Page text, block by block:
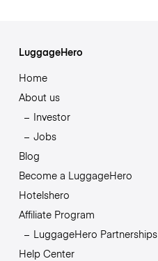
LuggageHero
Home
About us
Investor
Jobs
Blog
Become a LuggageHero
Hotelshero
Affiliate Program
LuggageHero Partnerships
Help Center